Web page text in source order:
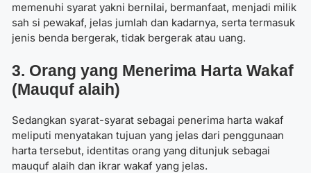
memenuhi syarat yakni bernilai, bermanfaat, menjadi milik
sah si pewakaf, jelas jumlah dan kadarnya, serta termasuk
jenis benda bergerak, tidak bergerak atau uang.
3. Orang yang Menerima Harta Wakaf
(Mauquf alaih)
Sedangkan syarat-syarat sebagai penerima harta wakaf
meliputi menyatakan tujuan yang jelas dari penggunaan
harta tersebut, identitas orang yang ditunjuk sebagai
mauquf alaih dan ikrar wakaf yang jelas.